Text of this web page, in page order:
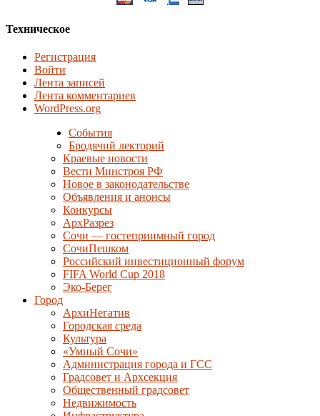
Техническое
Регистрация
Войти
Лента записей
Лента комментариев
WordPress.org
События
Бродячий лекторий
Краевые новости
Вести Минстроя РФ
Новое в законодательстве
Объявления и анонсы
Конкурсы
АрхРазрез
Сочи — гостеприимный город
СочиПешком
Российский инвестиционный форум
FIFA World Cup 2018
Эко-Берег
Город
АрхиНегатив
Городская среда
Культура
«Умный Сочи»
Администрация города и ГСС
Градсовет и Архсекция
Общественный градсовет
Недвижимость